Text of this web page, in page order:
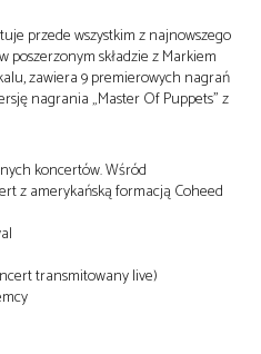
przede wszystkim z najnowszego
poszerzonym składzie z Markiem
zawiera 9 premierowych nagrań
nagrania „Master Of Puppets” z
koncertów. Wśród
z amerykańską formacją Coheed
transmitowany live)